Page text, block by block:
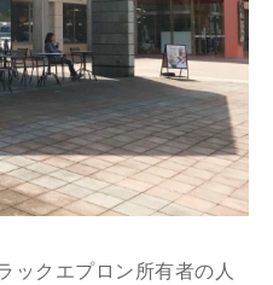
ックエプロン所有者の人